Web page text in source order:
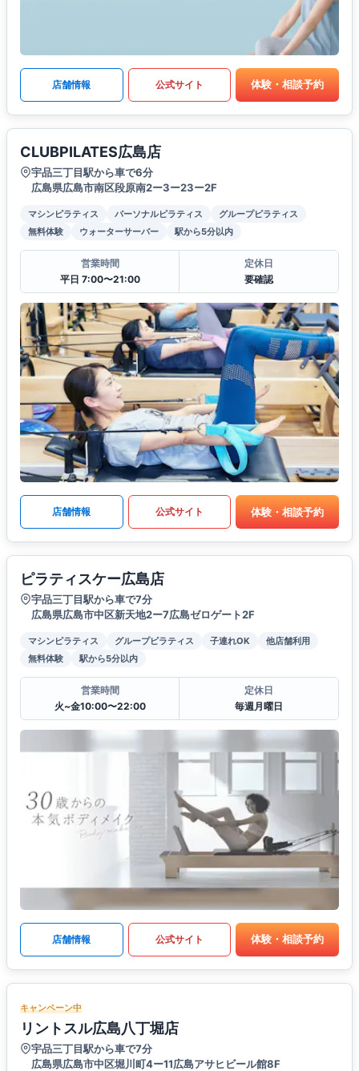
店舗情報 公式サイト 体験・相談予約
CLUBPILATES広島店
宇品三丁目駅から車で6分
広島県広島市南区段原南2ー3ー23ー2F
マシンピラティス パーソナルピラティス
グループピラティス
無料体験
ウォーターサーバー 駅から5分以内
営業時間
平日 7:00〜21:00
定休日
要確認
店舗情報 公式サイト 体験・相談予約
ピラティスケー広島店
宇品三丁目駅から車で7分
広島県広島市中区新天地2ー7広島ゼロゲート2F
マシンピラティス グループピラティス 子連れOK
他店舗利用
無料体験
駅から5分以内
営業時間
火~金10:00〜22:00
定休日
毎週月曜日
店舗情報 公式サイト 体験・相談予約
キャンペーン中
リントスル広島八丁堀店
宇品三丁目駅から車で7分
広島県広島市中区堀川町4ー11広島アサヒビール館8F